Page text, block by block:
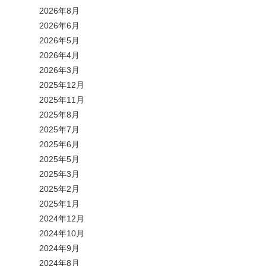
2026年8月
2026年6月
2026年5月
2026年4月
2026年3月
2025年12月
2025年11月
2025年8月
2025年7月
2025年6月
2025年5月
2025年3月
2025年2月
2025年1月
2024年12月
2024年10月
2024年9月
2024年8月